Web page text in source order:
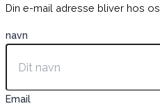
Din e-mail adresse bliver hos os
navn
Email